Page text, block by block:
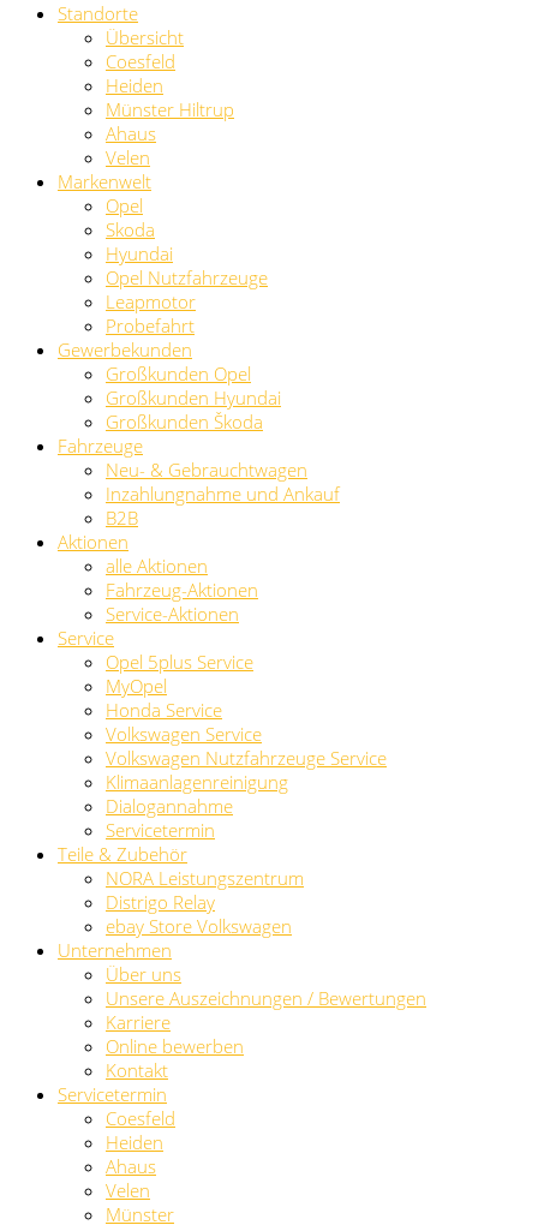
Standorte
Übersicht
Coesfeld
Heiden
Münster Hiltrup
Ahaus
Velen
Markenwelt
Opel
Skoda
Hyundai
Opel Nutzfahrzeuge
Leapmotor
Probefahrt
Gewerbekunden
Großkunden Opel
Großkunden Hyundai
Großkunden Škoda
Fahrzeuge
Neu- & Gebrauchtwagen
Inzahlungnahme und Ankauf
B2B
Aktionen
alle Aktionen
Fahrzeug-Aktionen
Service-Aktionen
Service
Opel 5plus Service
MyOpel
Honda Service
Volkswagen Service
Volkswagen Nutzfahrzeuge Service
Klimaanlagenreinigung
Dialogannahme
Servicetermin
Teile & Zubehör
NORA Leistungszentrum
Distrigo Relay
ebay Store Volkswagen
Unternehmen
Über uns
Unsere Auszeichnungen / Bewertungen
Karriere
Online bewerben
Kontakt
Servicetermin
Coesfeld
Heiden
Ahaus
Velen
Münster